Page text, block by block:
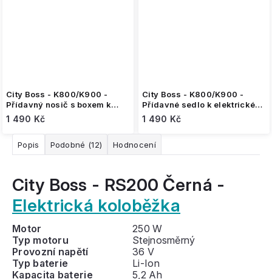
City Boss - K800/K900 -
Přídavný nosič s boxem k
elektrické koloběžce
1 490 Kč
City Boss - K800/K900 -
Přídavné sedlo k elektrické
koloběžce
1 490 Kč
Popis Podobné (12) Hodnocení
City Boss - RS200 Černá -
Elektrická koloběžka
Motor
250 W
Typ motoru
Stejnosměrný
Provozní napětí
36 V
Typ baterie
Li-Ion
Kapacita baterie
5,2 Ah